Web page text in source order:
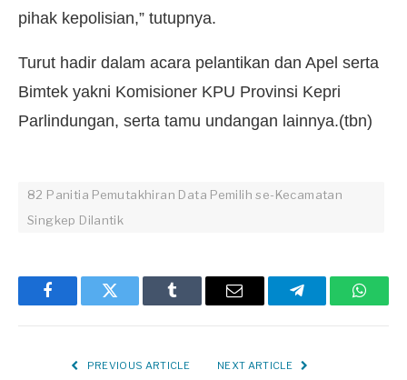
pihak kepolisian,” tutupnya.
Turut hadir dalam acara pelantikan dan Apel serta
Bimtek yakni Komisioner KPU Provinsi Kepri
Parlindungan, serta tamu undangan lainnya.(tbn)
82 Panitia Pemutakhiran Data Pemilih se-Kecamatan
Singkep Dilantik
FacebookTwitter Tumblr Email Telegram
PREVIOUS ARTICLE NEXT ARTICLE